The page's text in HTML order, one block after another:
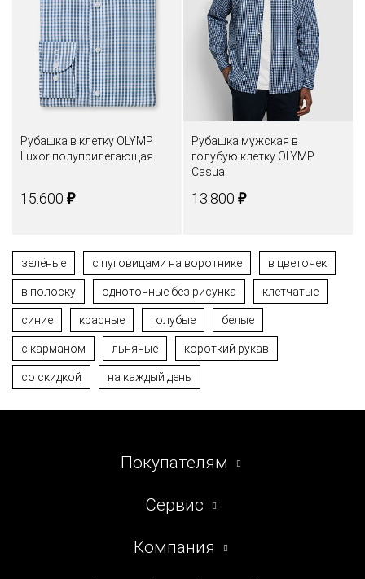
Рубашка в клетку OLYMP
Luxor полуприлегающая
15.600 ₽
Рубашка мужская в
голубую клетку OLYMP
Casual
13.800 ₽
зелёные с пуговицами на воротнике в цветочек
в полоску однотонные без рисунка клетчатые
синие красные голубые белые
с карманом льняные короткий рукав
со скидкой на каждый день
Покупателям
Сервис
Компания